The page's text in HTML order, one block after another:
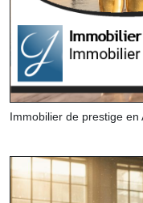
Immobilier de prestige